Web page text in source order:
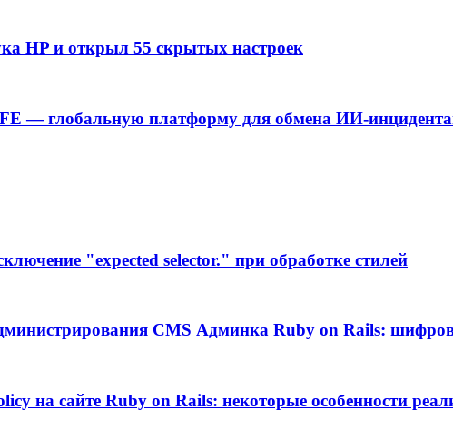
HP и открыл 55 скрытых настроек
— глобальную платформу для обмена ИИ-
"expected selector." при обработке стилей
CMS Админка Ruby on Rails:
на сайте Ruby on Rails: некоторые особенности